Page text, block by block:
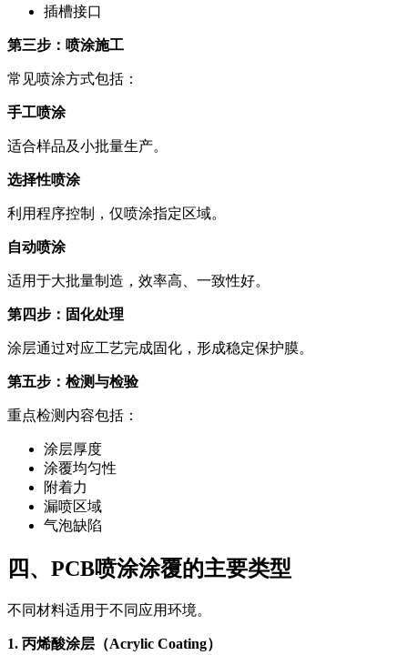
插槽接口
第三步：喷涂施工
常见喷涂方式包括：
手工喷涂
适合样品及小批量生产。
选择性喷涂
利用程序控制，仅喷涂指定区域。
自动喷涂
适用于大批量制造，效率高、一致性好。
第四步：固化处理
涂层通过对应工艺完成固化，形成稳定保护膜。
第五步：检测与检验
重点检测内容包括：
涂层厚度
涂覆均匀性
附着力
漏喷区域
气泡缺陷
四、PCB喷涂涂覆的主要类型
不同材料适用于不同应用环境。
1. 丙烯酸涂层（Acrylic Coating）